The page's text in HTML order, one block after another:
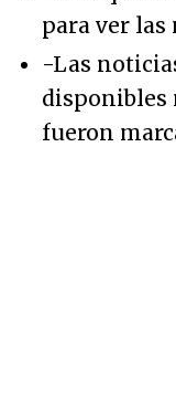
para ver las
-Las
disponibles
fueron